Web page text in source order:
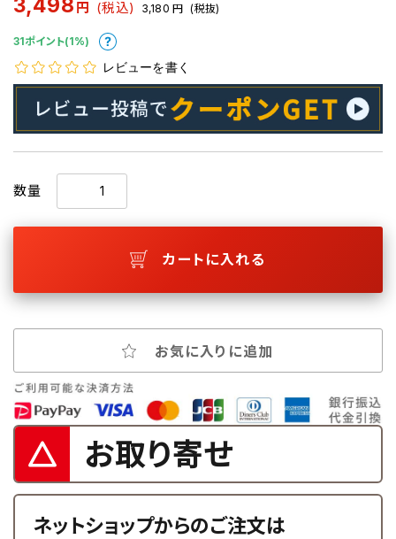
3,498 円 (税込) 3,180 円 (税抜)
31ポイント(1%)
レビューを書く
数量
カートに入れる
お気に入りに追加
お取り寄せ
ネットショップからのご注文は